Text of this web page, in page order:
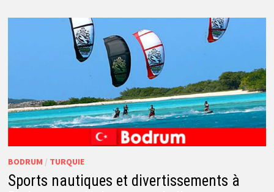
BODRUM / TURQUIE
Sports nautiques et divertissements à